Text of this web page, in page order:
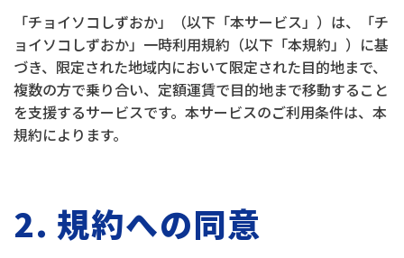
「チョイソコしずおか」（以下「本サービス」）は、「チ
ョイソコしずおか」一時利用規約（以下「本規約」）に基
づき、限定された地域内において限定された目的地まで、
複数の方で乗り合い、定額運賃で目的地まで移動すること
を支援するサービスです。本サービスのご利用条件は、本
規約によります。
2. 規約への同意